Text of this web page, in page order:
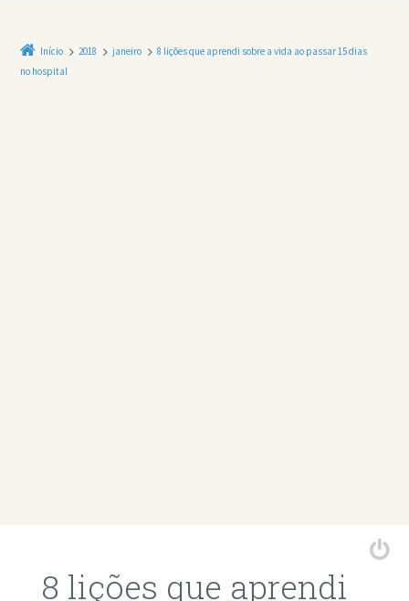
Início 2018 janeiro
8 lições que aprendi sobre a vida ao passar 15 dias
no hospital
8 lições que aprendi